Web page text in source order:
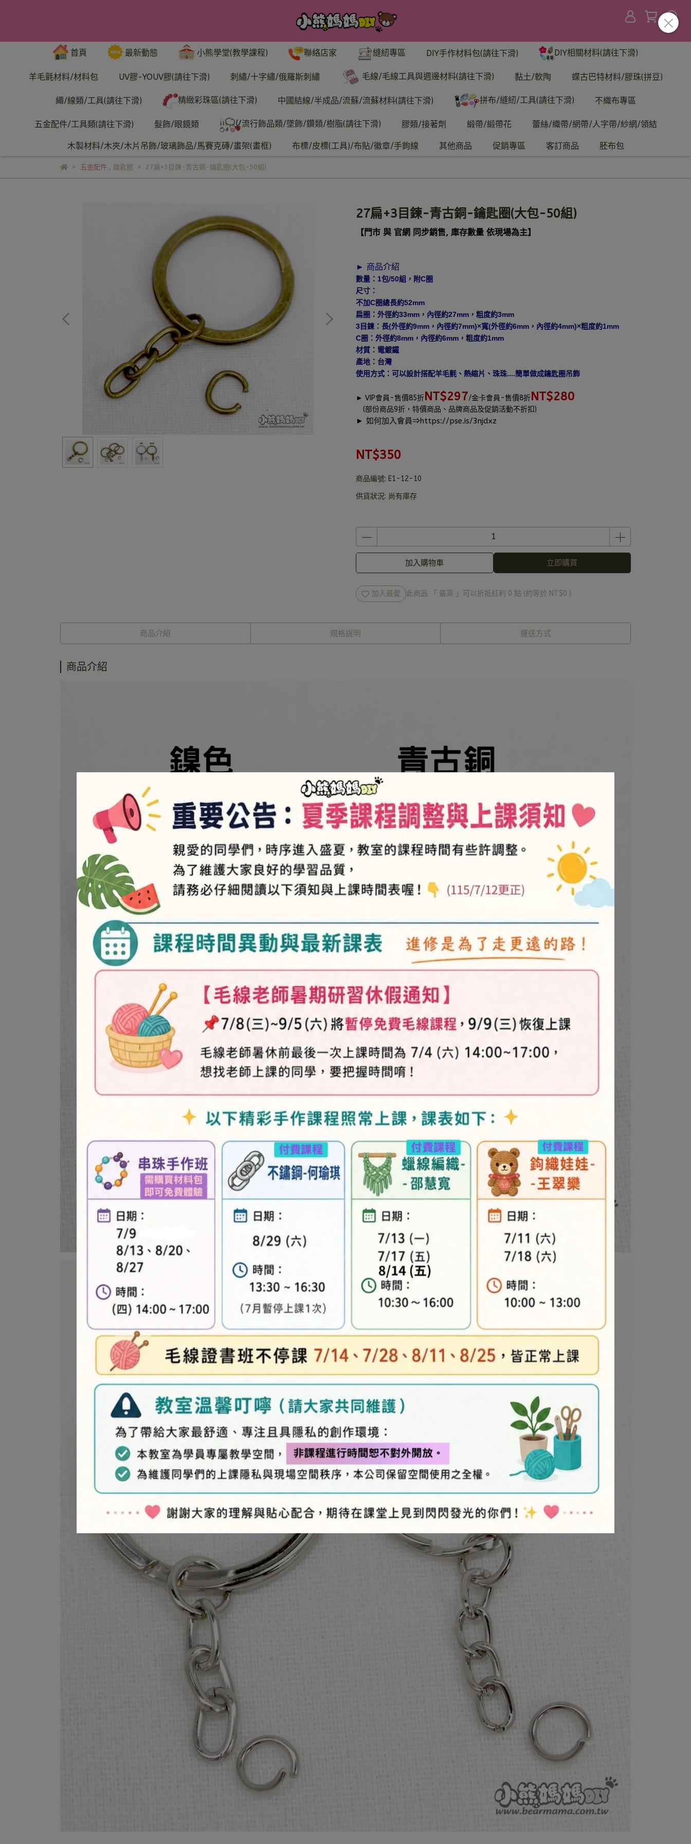
首頁 最新動態 小熊學堂(教學課程) 聯絡店家 縫紉專區 DIY手作材料包(請往下滑) DIY相關材料(請往下滑)
羊毛氈材料/材料包 UV膠-YOUV膠(請往下滑) 刺繡/十字繡/俄羅斯刺繡 毛線/毛線工具與週邊材料(請往下滑) 黏土/軟陶 蝶古巴特材料/膠珠(拼豆)
繩/線類/工具(請往下滑) 精緻彩珠區(請往下滑) 中國結線/半成品/流蘇/流蘇材料(請往下滑) 拼布/縫紉/工具(請往下滑) 不織布專區
五金配件/工具類(請往下滑) 髮飾/眼鏡類 流行飾品類/墜飾/鑽類/樹脂(請往下滑) 膠類/接著劑 緞帶/緞帶花 蕾絲/織帶/網帶/人字帶/紗網/領結
木製材料/木夾/木片吊飾/玻璃飾品/馬賽克磚/畫架(畫框) 布標/皮標(工具)/布貼/徽章/手鉤線 其他商品 促銷專區 客訂商品 胚布包
五金配件, 鑰匙圈 27扁+3目鍊-青古銅-鑰匙圈(大包-50組)
27扁+3目鍊-青古銅-鑰匙圈(大包-50組)
【門市 與 官網 同步銷售, 庫存數量 依現場為主】
► 商品介紹
數量：1包/50組，附C圈
尺寸：
不加C圈總長約52mm
扁圈：外徑約33mm，內徑約27mm，粗度約3mm
3目鍊：長(外徑約9mm，內徑約7mm)×寬(外徑約6mm，內徑約4mm)×粗度約1mm
C圈：外徑約8mm，內徑約6mm，粗度約1mm
材質：電鍍鐵
產地：台灣
使用方式：可以設計搭配羊毛氈、熱縮片、珠珠....簡單做成鑰匙圈吊飾
► VIP會員-售價85折 NT$297/金卡會員-售價8折 NT$280
(部份商品9折，特價商品、品牌商品及促銷活動不折扣)
► 如何加入會員⇒https://pse.is/3njdxz
NT$350
商品編號: E1-12-10
供貨狀況: 尚有庫存
加入購物車 立即購買
加入最愛 此商品 「 最高 」可以折抵紅利 0 點 (約等於 NT$0 )
商品介紹 規格說明 運送方式
商品介紹